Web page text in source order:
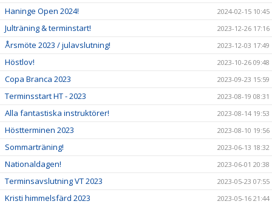
Haninge Open 2024! 2024-02-15 10:45
Julträning & terminstart! 2023-12-26 17:16
Årsmöte 2023 / julavslutning! 2023-12-03 17:49
Höstlov! 2023-10-26 09:48
Copa Branca 2023 2023-09-23 15:59
Terminsstart HT - 2023 2023-08-19 08:31
Alla fantastiska instruktörer! 2023-08-14 19:53
Höstterminen 2023 2023-08-10 19:56
Sommarträning! 2023-06-13 18:32
Nationaldagen! 2023-06-01 20:38
Terminsavslutning VT 2023 2023-05-23 07:55
Kristi himmelsfärd 2023 2023-05-16 21:44